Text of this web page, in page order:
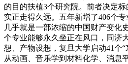
的目的扶植3个研究院。前者决定
实正走得久远。五年新增了406个
几乎就是一部浓缩的中国财产变化
个专业能够永久坐正在风口，同济
想、产物设想，复旦大学启动41个
从动画、音乐学到材料化学、消息